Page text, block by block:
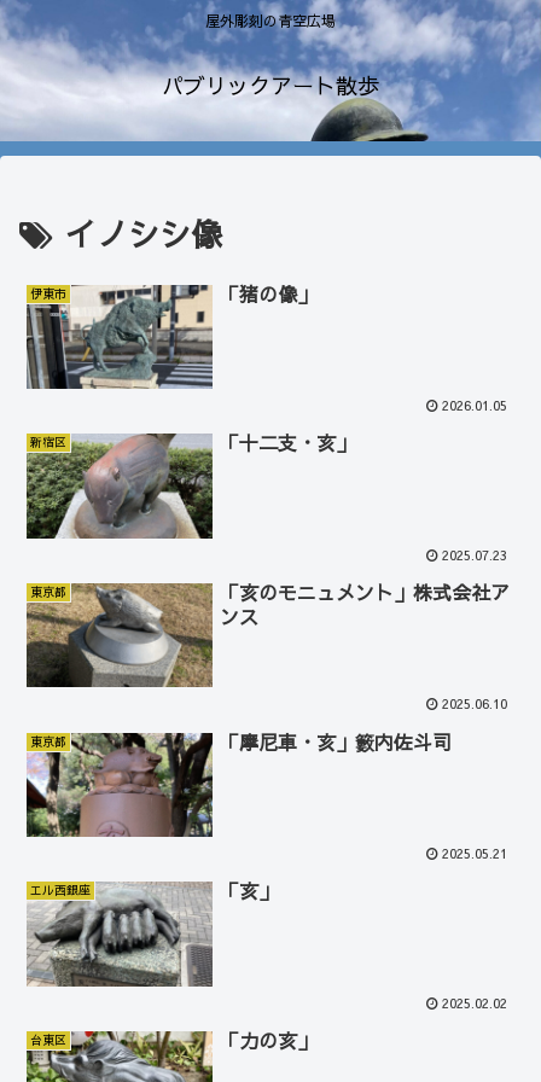
屋外彫刻の青空広場
パブリックアート散歩
イノシシ像
伊東市 「猪の像」
2026.01.05
新宿区 「十二支・亥」
2025.07.23
東京都
「亥のモニュメント」株式会社ア
ンス
2025.06.10
東京都 「摩尼車・亥」籔内佐斗司
2025.05.21
エル西銀座 「亥」
2025.02.02
台東区 「力の亥」